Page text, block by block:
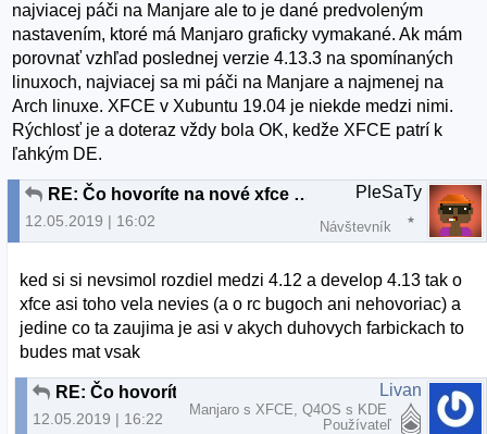
najviacej páči na Manjare ale to je dané predvoleným
nastavením, ktoré má Manjaro graficky vymakané. Ak mám
porovnať vzhľad poslednej verzie 4.13.3 na spomínaných
linuxoch, najviacej sa mi páči na Manjare a najmenej na
Arch linuxe. XFCE v Xubuntu 19.04 je niekde medzi nimi.
Rýchlosť je a doteraz vždy bola OK, kedže XFCE patrí k
ľahkým DE.
RE: Čo hovoríte na nové xfce v xubuntu19.04
12.05.2019 | 16:02
PleSaTy
Návštevník
ked si si nevsimol rozdiel medzi 4.12 a develop 4.13 tak o
xfce asi toho vela nevies (a o rc bugoch ani nehovoriac) a
jedine co ta zaujima je asi v akych duhovych farbickach to
budes mat vsak
12.05.2019 | 16:22
Livan
Manjaro s XFCE, Q4OS s KDE
Používateľ